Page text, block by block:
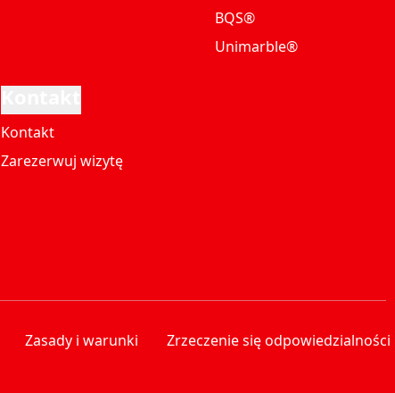
BQS®
Unimarble®
Kontakt
Zarezerwuj wizytę
Zasady i warunki Zrzeczenie się odpowiedzialności